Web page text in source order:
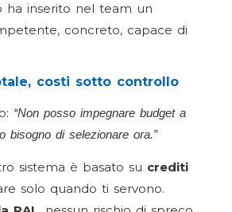
ha inserito nel team un
concreto, capace di
costi sotto controllo
“Non posso impegnare budget a
bisogno di selezionare ora.”
sistema è basato su crediti
solo quando ti servono.